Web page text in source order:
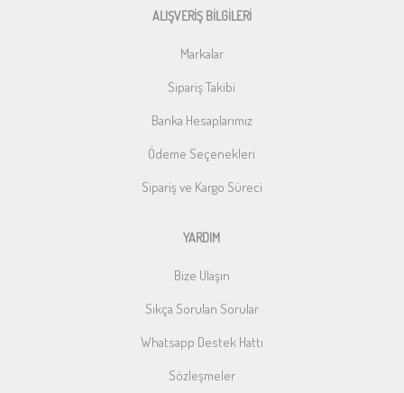
ALIŞVERİŞ BİLGİLERİ
Markalar
Sipariş Takibi
Banka Hesaplarımız
Ödeme Seçenekleri
Sipariş ve Kargo Süreci
YARDIM
Bize Ulaşın
Sıkça Sorulan Sorular
Whatsapp Destek Hattı
Sözleşmeler